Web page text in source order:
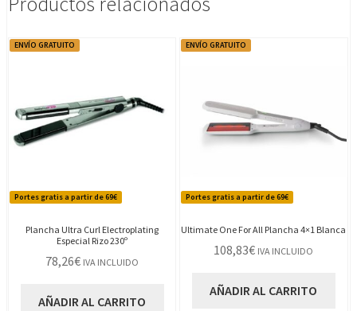
Portes gratis a partir de 69€
ENVÍO GRATUITO
Plancha Ultra Curl Electroplating
Especial Rizo 230º
78,26€ IVA INCLUIDO
AÑADIR AL CARRITO
Portes gratis a partir de 69€
ENVÍO GRATUITO
Ultimate One For All Plancha 4×1 Blanca
108,83€ IVA INCLUIDO
AÑADIR AL CARRITO